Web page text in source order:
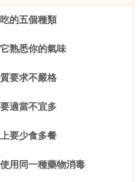
的五個種類
熟悉你的氣味
要求不嚴格
適當不宜多
要少食多餐
用同一種藥物消毒